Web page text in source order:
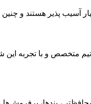
پذیر هستند و
تیم متخصص و با تجربه